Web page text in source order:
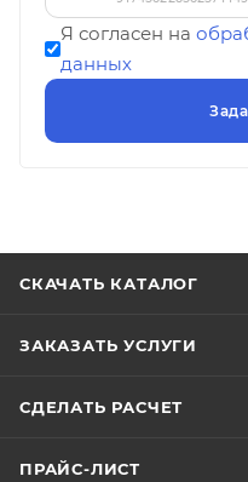
Я согласен на
данных
СКАЧАТЬ КАТАЛОГ
ЗАКАЗАТЬ УСЛУГИ
СДЕЛАТЬ РАСЧЕТ
ПРАЙС-ЛИСТ